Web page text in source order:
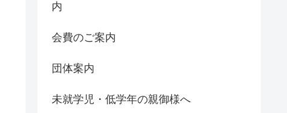
内
会費のご案内
団体案内
未就学児・低学年の親御様へ